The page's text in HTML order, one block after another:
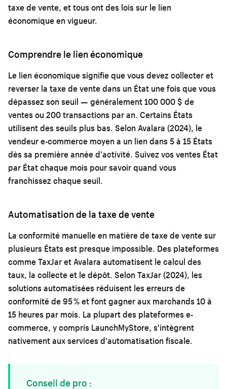
taxe de vente, et tous ont des lois sur le lien
économique en vigueur.
Comprendre le lien économique
Le lien économique signifie que vous devez collecter et
reverser la taxe de vente dans un État une fois que vous
dépassez son seuil — généralement 100 000 $ de
ventes ou 200 transactions par an. Certains États
utilisent des seuils plus bas. Selon Avalara (2024), le
vendeur e-commerce moyen a un lien dans 5 à 15 États
dès sa première année d'activité. Suivez vos ventes État
par État chaque mois pour savoir quand vous
franchissez chaque seuil.
Automatisation de la taxe de vente
La conformité manuelle en matière de taxe de vente sur
plusieurs États est presque impossible. Des plateformes
comme TaxJar et Avalara automatisent le calcul des
taux, la collecte et le dépôt. Selon TaxJar (2024), les
solutions automatisées réduisent les erreurs de
conformité de 95 % et font gagner aux marchands 10 à
15 heures par mois. La plupart des plateformes e-
commerce, y compris LaunchMyStore, s'intègrent
nativement aux services d'automatisation fiscale.
Conseil de pro :